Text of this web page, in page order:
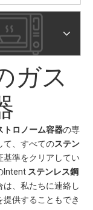
ガス
トロノーム容器の専
て、すべてのステン
基準をクリアしてい
Intent ステンレス鋼
は、私たちに連絡し
供することもでき